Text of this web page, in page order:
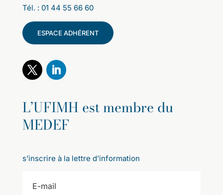
Tél. : 01 44 55 66 60
ESPACE ADHÉRENT
L’UFIMH est membre du
MEDEF
s’inscrire à la lettre d’information